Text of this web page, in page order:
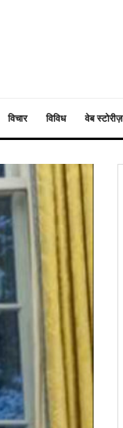
विचार विविध वेब स्टोरीज़